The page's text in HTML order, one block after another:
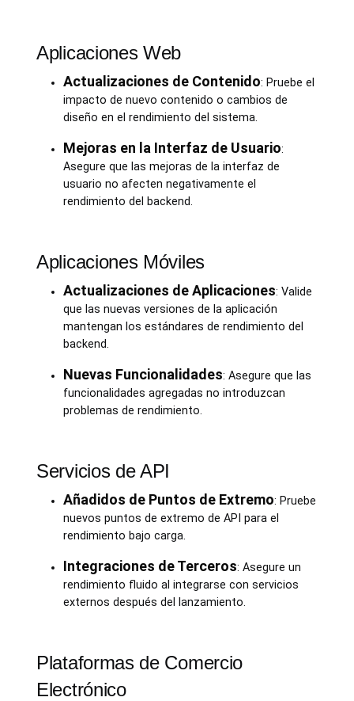
Aplicaciones Web
Actualizaciones de Contenido: Pruebe el
impacto de nuevo contenido o cambios de
diseño en el rendimiento del sistema.
Mejoras en la Interfaz de Usuario:
Asegure que las mejoras de la interfaz de
usuario no afecten negativamente el
rendimiento del backend.
Aplicaciones Móviles
Actualizaciones de Aplicaciones: Valide
que las nuevas versiones de la aplicación
mantengan los estándares de rendimiento del
backend.
Nuevas Funcionalidades: Asegure que las
funcionalidades agregadas no introduzcan
problemas de rendimiento.
Servicios de API
Añadidos de Puntos de Extremo: Pruebe
nuevos puntos de extremo de API para el
rendimiento bajo carga.
Integraciones de Terceros: Asegure un
rendimiento fluido al integrarse con servicios
externos después del lanzamiento.
Plataformas de Comercio
Electrónico